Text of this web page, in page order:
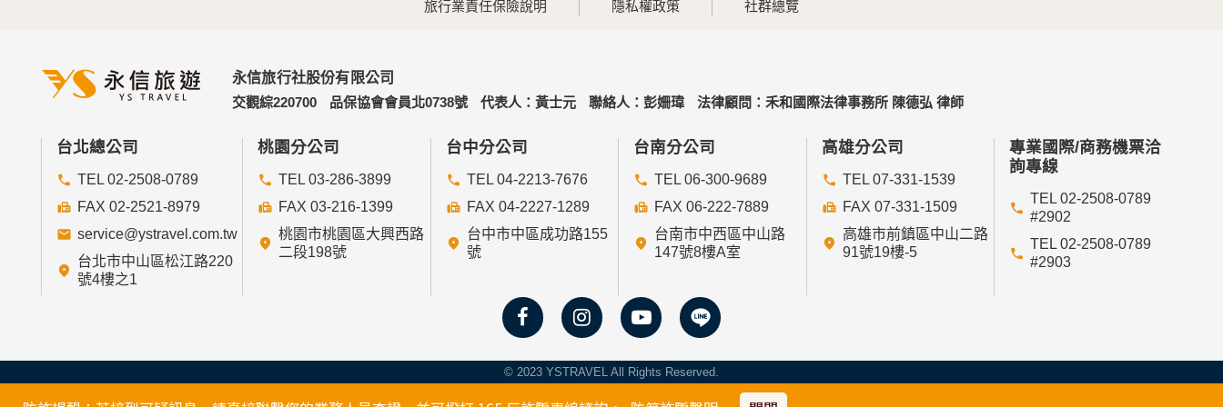
旅行業責任保險說明 隱私權政策 社群總覽
永信旅行社股份有限公司
交觀綜220700
品保協會會員北0738號 代表人：黃士元 聯絡人：彭姍瑋 法律顧問：禾和國際法律事務所 陳德弘 律師
台北總公司
TEL 02-2508-0789
FAX 02-2521-8979
service@ystravel.com.tw
台北市中山區松江路220
號4樓之1
桃園分公司
TEL 03-286-3899
FAX 03-216-1399
桃園市桃園區大興西路
二段198號
台中分公司
TEL 04-2213-7676
FAX 04-2227-1289
台中市中區成功路155
號
台南分公司
TEL 06-300-9689
FAX 06-222-7889
台南市中西區中山路
147號8樓A室
高雄分公司
TEL 07-331-1539
FAX 07-331-1509
高雄市前鎮區中山二路
91號19樓-5
專業國際/商務機票洽
詢專線
TEL 02-2508-0789
#2902
TEL 02-2508-0789
#2903
© 2023 YSTRAVEL All Rights Reserved.